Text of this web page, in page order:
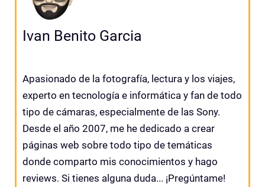
Ivan Benito Garcia
Apasionado de la fotografía, lectura y los viajes,
experto en tecnología e informática y fan de todo
tipo de cámaras, especialmente de las Sony.
Desde el año 2007, me he dedicado a crear
páginas web sobre todo tipo de temáticas
donde comparto mis conocimientos y hago
reviews. Si tienes alguna duda... ¡Pregúntame!